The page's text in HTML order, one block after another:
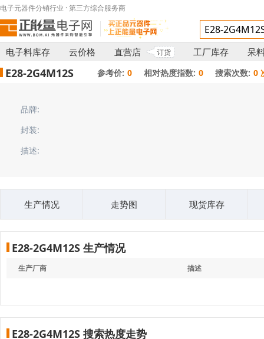
电子元器件分销行业 · 第三方综合服务商
电子料库存 云价格 直营店 订货 工厂库存 呆
E28-2G4M12S 参考价: 0 相对热度指数: 0 搜索次数: 0
品牌:
封装:
描述:
生产情况 走势图 现货库存
E28-2G4M12S 生产情况
生产厂商 描述
E28-2G4M12S 搜索热度走势